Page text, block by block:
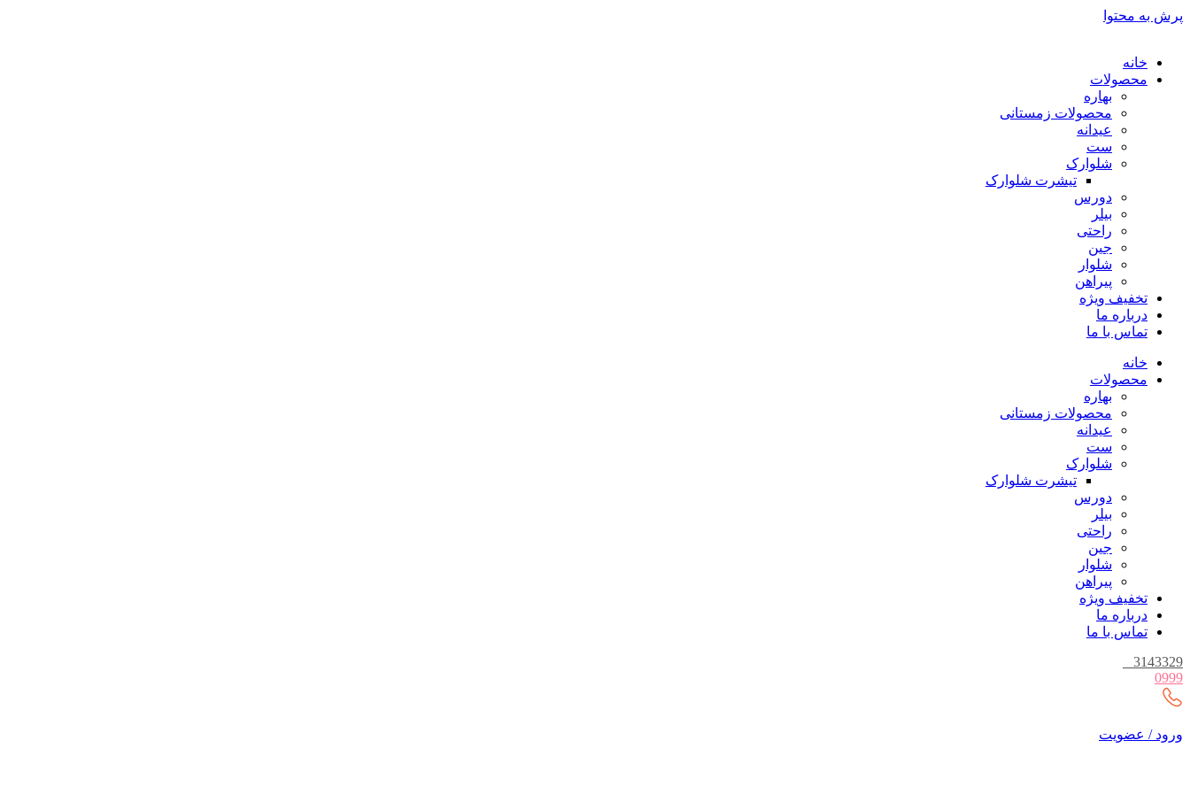
پرش به محتوا
خانه
محصولات
بهاره
محصولات زمستانی
عیدانه
ست
شلوارک
تیشرت شلوارک
دورس
بیلر
راحتی
جین
شلوار
پیراهن
تخفیف ویژه
درباره ما
تماس با ما
خانه
محصولات
بهاره
محصولات زمستانی
عیدانه
ست
شلوارک
تیشرت شلوارک
دورس
بیلر
راحتی
جین
شلوار
پیراهن
تخفیف ویژه
درباره ما
تماس با ما
3143329
0999
ورود / عضویت